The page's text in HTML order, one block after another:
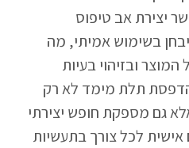
יצירת אב טיפוס
בשימוש אמיתי, מה
ובזיהוי בעיות
תלת מימד לא רק
גם מספקת חופש יצירתי
לכל צורך בתעשיות